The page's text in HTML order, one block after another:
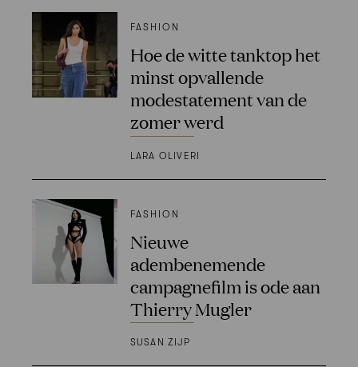
FASHION
Hoe de witte tanktop het
minst opvallende
modestatement van de
zomer werd
LARA OLIVERI
FASHION
Nieuwe
adembenemende
campagnefilm is ode aan
Thierry Mugler
SUSAN ZIJP